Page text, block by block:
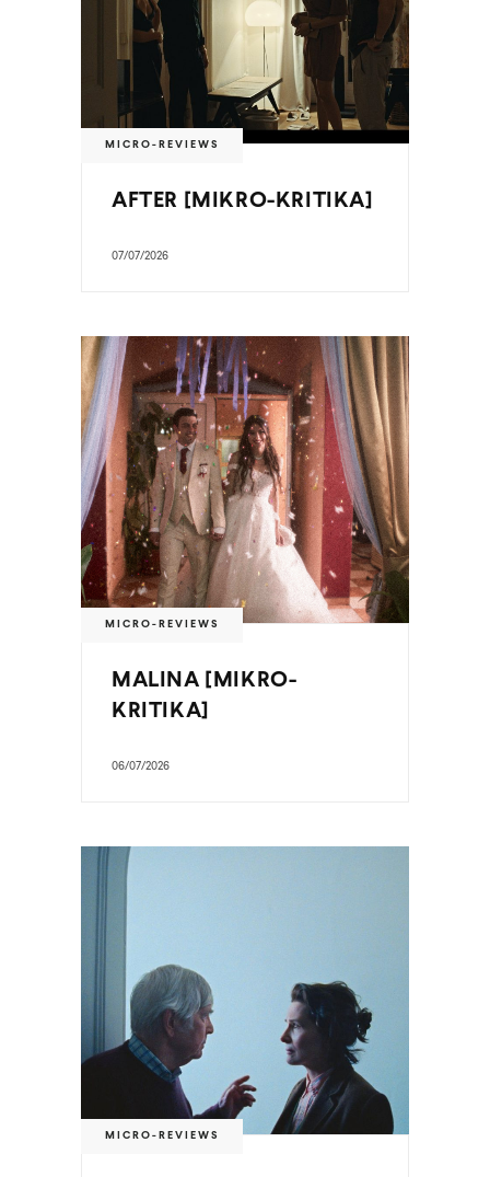
MICRO-REVIEWS
AFTER [MIKRO-KRITIKA]
07/07/2026
MICRO-REVIEWS
MALINA [MIKRO-
KRITIKA]
06/07/2026
MICRO-REVIEWS